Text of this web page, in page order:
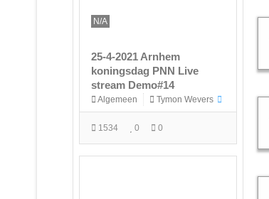
N/A
25-4-2021 Arnhem
koningsdag PNN Live
stream Demo#14
Algemeen Tymon Wevers
1534 0 0